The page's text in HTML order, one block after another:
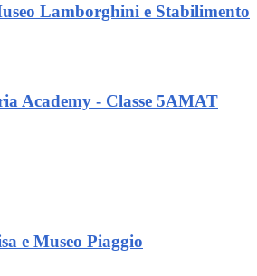
Lamborghini e Stabilimento
Academy - Classe 5AMAT
e Museo Piaggio